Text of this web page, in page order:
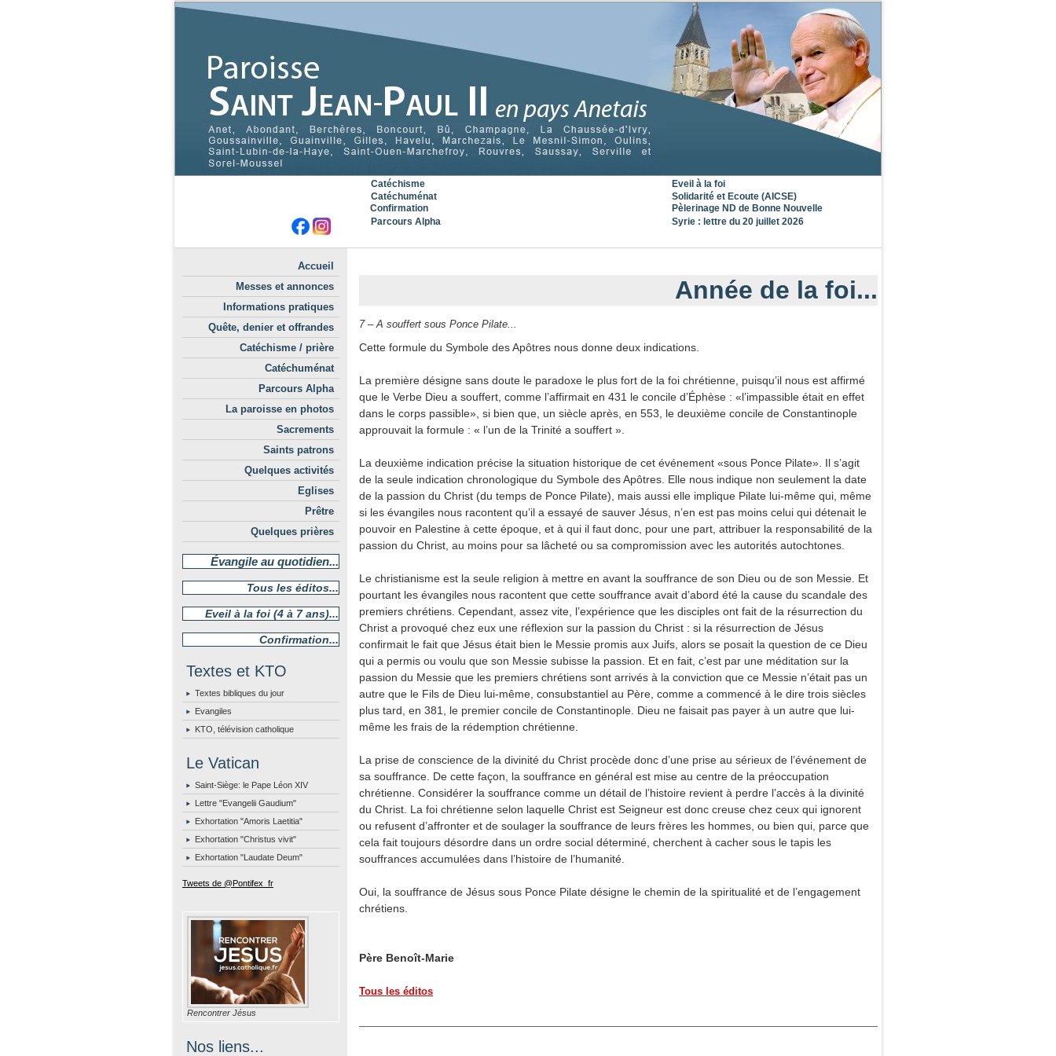
Catéchisme
Eveil à la foi
Catéchuménat
Solidarité et Ecoute (AICSE)
Confirmation
Pèlerinage ND de Bonne Nouvelle
Parcours Alpha
Syrie : lettre du 20 juillet 2026
Accueil
Messes et annonces
Informations pratiques
Quête, denier et offrandes
Catéchisme / prière
Catéchuménat
Parcours Alpha
La paroisse en photos
Sacrements
Saints patrons
Quelques activités
Eglises
Prêtre
Quelques prières
Évangile au quotidien...
Tous les éditos...
Eveil à la foi (4 à 7 ans)...
Confirmation...
Textes et KTO
Textes bibliques du jour
Evangiles
KTO, télévision catholique
Le Vatican
Saint-Siège: le Pape Léon XIV
Lettre "Evangelii Gaudium"
Exhortation "Amoris Laetitia"
Exhortation "Christus vivit"
Exhortation "Laudate Deum"
Tweets de @Pontifex_fr
Rencontrer Jésus
Nos liens...
Année de la foi...
7 – A souffert sous Ponce Pilate...
Cette formule du Symbole des Apôtres nous donne deux indications.
La première désigne sans doute le paradoxe le plus fort de la foi chrétienne, puisqu’il nous est affirmé
que le Verbe Dieu a souffert, comme l’affirmait en 431 le concile d’Éphèse : «l’impassible était en effet
dans le corps passible», si bien que, un siècle après, en 553, le deuxième concile de Constantinople
approuvait la formule : « l’un de la Trinité a souffert ».
La deuxième indication précise la situation historique de cet événement «sous Ponce Pilate». Il s’agit
de la seule indication chronologique du Symbole des Apôtres. Elle nous indique non seulement la date
de la passion du Christ (du temps de Ponce Pilate), mais aussi elle implique Pilate lui-même qui, même
si les évangiles nous racontent qu’il a essayé de sauver Jésus, n’en est pas moins celui qui détenait le
pouvoir en Palestine à cette époque, et à qui il faut donc, pour une part, attribuer la responsabilité de la
passion du Christ, au moins pour sa lâcheté ou sa compromission avec les autorités autochtones.
Le christianisme est la seule religion à mettre en avant la souffrance de son Dieu ou de son Messie. Et
pourtant les évangiles nous racontent que cette souffrance avait d’abord été la cause du scandale des
premiers chrétiens. Cependant, assez vite, l’expérience que les disciples ont fait de la résurrection du
Christ a provoqué chez eux une réflexion sur la passion du Christ : si la résurrection de Jésus
confirmait le fait que Jésus était bien le Messie promis aux Juifs, alors se posait la question de ce Dieu
qui a permis ou voulu que son Messie subisse la passion. Et en fait, c’est par une méditation sur la
passion du Messie que les premiers chrétiens sont arrivés à la conviction que ce Messie n’était pas un
autre que le Fils de Dieu lui-même, consubstantiel au Père, comme a commencé à le dire trois siècles
plus tard, en 381, le premier concile de Constantinople. Dieu ne faisait pas payer à un autre que lui-
même les frais de la rédemption chrétienne.
La prise de conscience de la divinité du Christ procède donc d’une prise au sérieux de l’événement de
sa souffrance. De cette façon, la souffrance en général est mise au centre de la préoccupation
chrétienne. Considérer la souffrance comme un détail de l’histoire revient à perdre l’accès à la divinité
du Christ. La foi chrétienne selon laquelle Christ est Seigneur est donc creuse chez ceux qui ignorent
ou refusent d’affronter et de soulager la souffrance de leurs frères les hommes, ou bien qui, parce que
cela fait toujours désordre dans un ordre social déterminé, cherchent à cacher sous le tapis les
souffrances accumulées dans l’histoire de l’humanité.
Oui, la souffrance de Jésus sous Ponce Pilate désigne le chemin de la spiritualité et de l’engagement
chrétiens.
Père Benoît-Marie
Tous les éditos